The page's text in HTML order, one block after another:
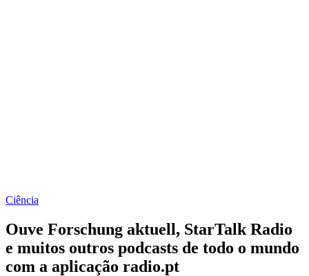
Ciência
Ouve Forschung aktuell, StarTalk Radio
e muitos outros podcasts de todo o mundo
com a aplicação radio.pt